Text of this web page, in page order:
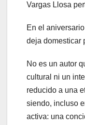
Vargas Llosa
En el
deja domesticar
No es un autor
cultural ni un
reducido a una
siendo, incluso
activa: una